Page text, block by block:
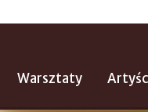
Warsztaty